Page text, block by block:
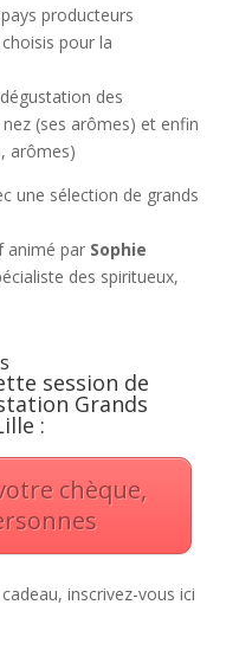
producteurs
pour la
des
(ses arômes) et enfin
arômes)
une sélection de grands
animé par Sophie
des spiritueux,
session de
Grands
:
chèque,
inscrivez-vous ici